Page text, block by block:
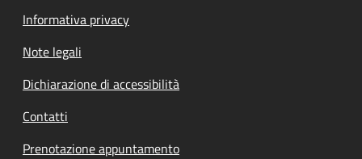
Informativa privacy
Note legali
Dichiarazione di accessibilità
Contatti
Prenotazione appuntamento